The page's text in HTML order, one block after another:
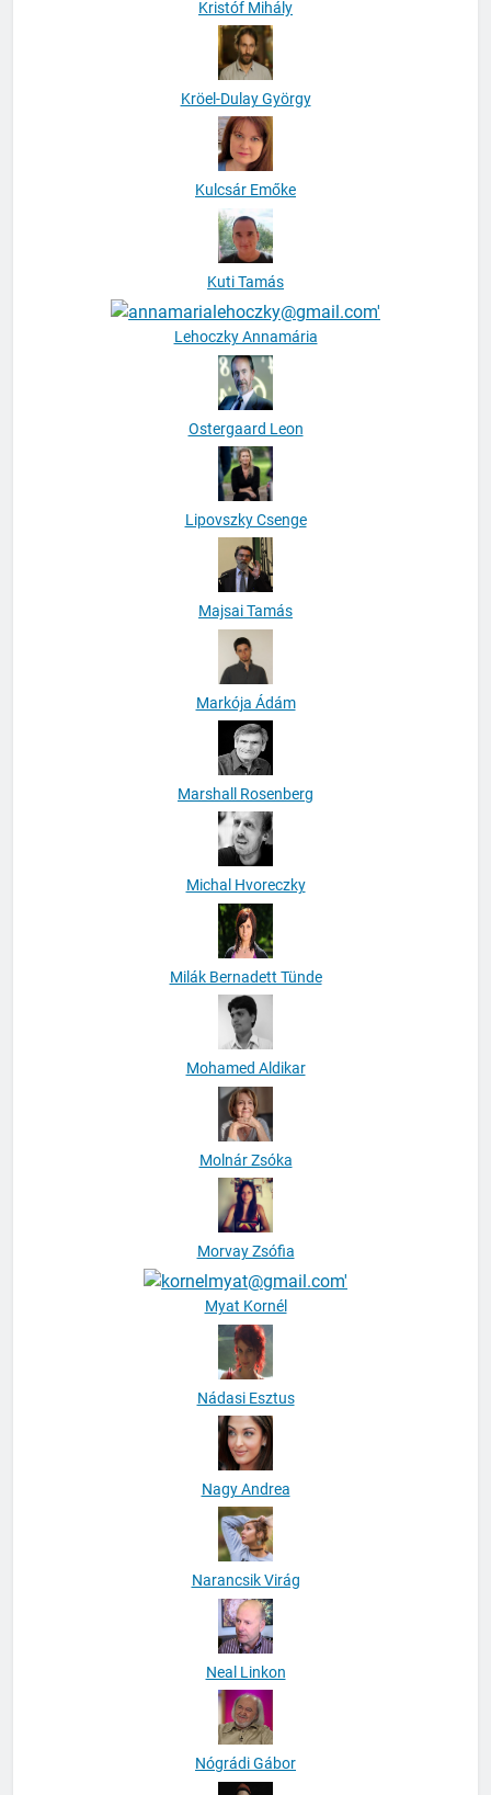
Kristóf Mihály
Kröel-Dulay György
Kulcsár Emőke
Kuti Tamás
Lehoczky Annamária
Ostergaard Leon
Lipovszky Csenge
Majsai Tamás
Markója Ádám
Marshall Rosenberg
Michal Hvoreczky
Milák Bernadett Tünde
Mohamed Aldikar
Molnár Zsóka
Morvay Zsófia
Myat Kornél
Nádasi Esztus
Nagy Andrea
Narancsik Virág
Neal Linkon
Nógrádi Gábor